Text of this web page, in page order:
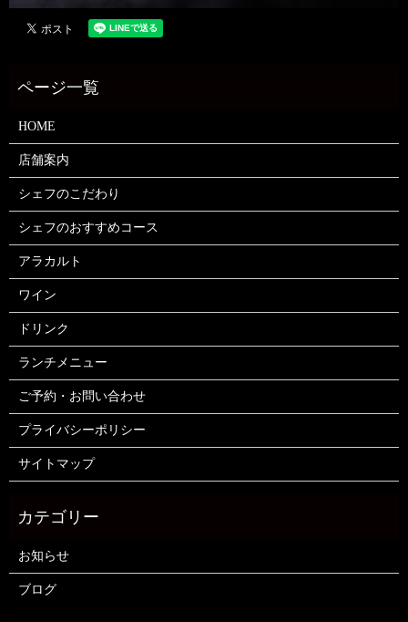
HOME
店舗案内
シェフのこだわり
シェフのおすすめコース
アラカルト
ワイン
ドリンク
ランチメニュー
ご予約・お問い合わせ
プライバシーポリシー
サイトマップ
お知らせ
ブログ